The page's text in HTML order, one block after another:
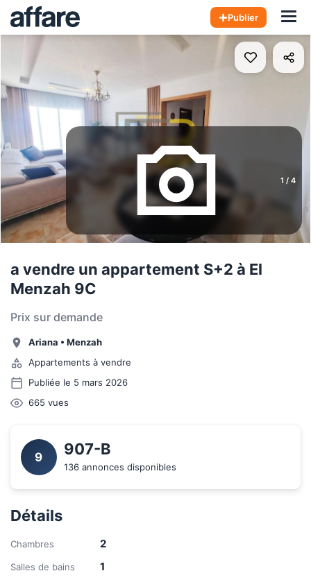
Publier
1 / 4
a vendre un appartement S+2 à El
Menzah 9C
Prix sur demande
Ariana • Menzah
Appartements à vendre
Publiée le 5 mars 2026
665 vues
9 907-B
136 annonces disponibles
Détails
Chambres 2
Salles de bains 1